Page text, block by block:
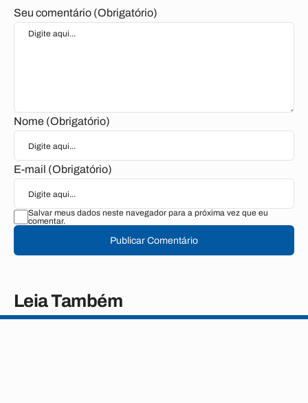
Seu comentário (Obrigatório)
Nome (Obrigatório)
E-mail (Obrigatório)
Salvar meus dados neste navegador para a próxima vez que eu
comentar.
Publicar Comentário
Leia Também